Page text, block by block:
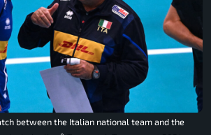
between the Italian national team and the